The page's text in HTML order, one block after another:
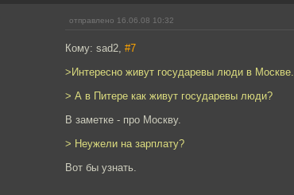
отправлено 16.06.08 10:32
Кому: sad2, #7
>Интересно живут государевы люди в Москве.
> А в Питере как живут государевы люди?
В заметке - про Москву.
> Неужели на зарплату?
Вот бы узнать.